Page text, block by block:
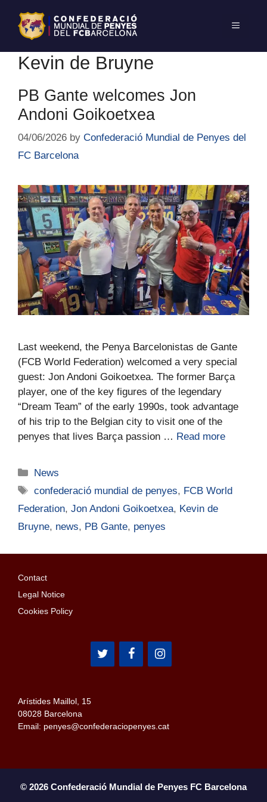
Kevin de Bruyne
PB Gante welcomes Jon
Andoni Goikoetxea
04/06/2026 by Confederació Mundial de Penyes del
FC Barcelona
Last weekend, the Penya Barcelonistas de Gante
(FCB World Federation) welcomed a very special
guest: Jon Andoni Goikoetxea. The former Barça
player, one of the key figures of the legendary
“Dream Team” of the early 1990s, took advantage
of his trip to the Belgian city to visit one of the
penyes that lives Barça passion … Read more
News
confederació mundial de penyes, FCB World
Federation, Jon Andoni Goikoetxea, Kevin de
Bruyne, news, PB Gante, penyes
Contact
Legal Notice
Cookies Policy
Arístides Maillol, 15
08028 Barcelona
Email: penyes@confederaciopenyes.cat
© 2026 Confederació Mundial de Penyes FC Barcelona